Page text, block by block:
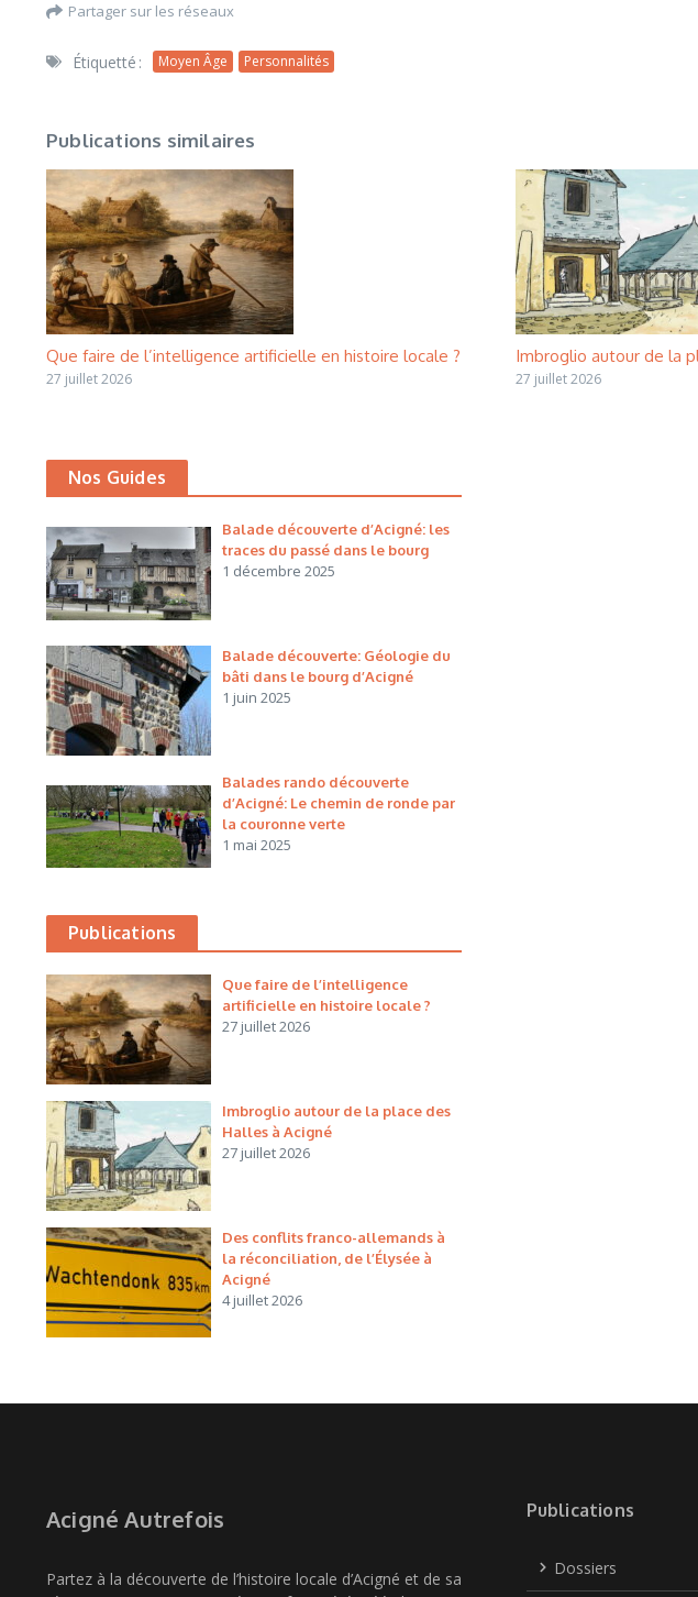
Partager sur les réseaux
Étiquetté : Moyen Âge Personnalités
Publications similaires
Que faire de l’intelligence artificielle en histoire locale ?
27 juillet 2026
Imbroglio autour de la
27 juillet 2026
Nos Guides
Balade découverte d’Acigné: les
traces du passé dans le bourg
1 décembre 2025
Balade découverte: Géologie du
bâti dans le bourg d’Acigné
1 juin 2025
Balades rando découverte
d’Acigné: Le chemin de ronde par
la couronne verte
1 mai 2025
Publications
Que faire de l’intelligence
artificielle en histoire locale ?
27 juillet 2026
Imbroglio autour de la place des
Halles à Acigné
27 juillet 2026
Des conflits franco-allemands à
la réconciliation, de l’Élysée à
Acigné
4 juillet 2026
Acigné Autrefois
Partez à la découverte de l’histoire locale d’Acigné et de sa
Publications
Dossiers